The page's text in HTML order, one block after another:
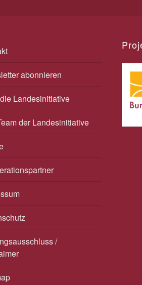
abonnieren
Landesinitiative
der Landesinitiative
/